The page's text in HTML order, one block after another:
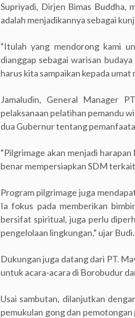
Supriyadi, Dirjen Bimas Buddha,
adalah menjadikannya sebagai
“Itulah yang mendorong kami
dianggap sebagai warisan
harus kita sampaikan kepada umat
Jamaludin, General Manager
pelaksanaan pelatihan pemandu
dua Gubernur tentang
“Pilgrimage akan menjadi
benar mempersiapkan SDM
Program pilgrimage juga
Ia fokus pada memberikan
bersifat spiritual, juga perlu
pengelolaan lingkungan,” ujar Budi.
Dukungan juga datang dari PT.
untuk acara-acara di Borobudur
Usai sambutan, dilanjutkan
pemukulan gong dan